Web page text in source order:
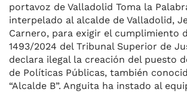
portavoz de Valladolid Toma la
interpelado al alcalde de Valladolid,
Carnero, para exigir el cumplimiento
1493/2024 del Tribunal Superior de
declara ilegal la creación del puesto
de Políticas Públicas, también
“Alcalde B”. Anguita ha instado al